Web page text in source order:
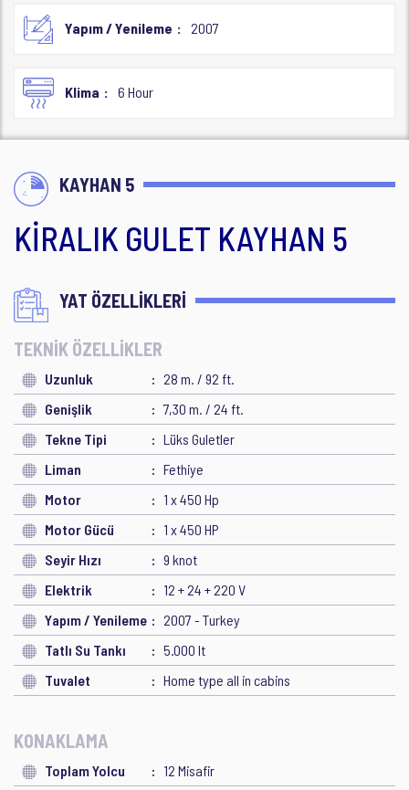
Yapım / Yenileme 2007
Klima 6 Hour
KAYHAN 5
KİRALIK GULET KAYHAN 5
YAT ÖZELLİKLERİ
TEKNİK ÖZELLİKLER
Uzunluk
28 m. / 92 ft.
Genişlik
7,30 m. / 24 ft.
Tekne Tipi
Lüks Guletler
Liman
Fethiye
Motor
1 x 450 Hp
Motor Gücü
1 x 450 HP
Seyir Hızı
9 knot
Elektrik
12 + 24 + 220 V
Yapım / Yenileme
2007 - Turkey
Tatlı Su Tankı
5.000 lt
Tuvalet
Home type all in cabins
KONAKLAMA
Toplam Yolcu
12 Misafir